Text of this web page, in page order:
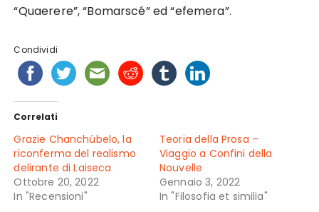
“Quaerere”, “Bomarscé” ed “efemera”.
Condividi
Correlati
Grazie Chanchúbelo, la
riconferma del realismo
delirante di Laiseca
Ottobre 20, 2022
In "Recensioni"
Teoria della Prosa –
Viaggio a Confini della
Nouvelle
Gennaio 3, 2022
In "Filosofia et similia"